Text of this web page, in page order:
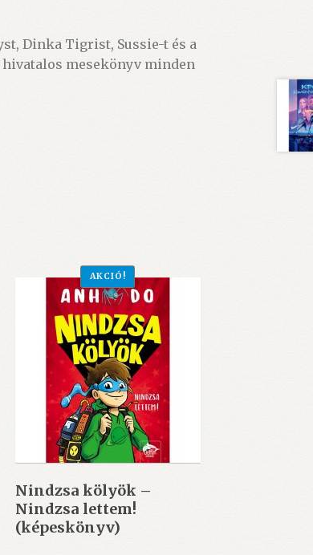
Dinka Tigrist, Sussie-t és a
mesekönyv minden
Nindzsa kölyök –
Nindzsa lettem!
(képeskönyv)
AKCIÓ!